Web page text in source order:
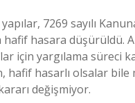
yapılar, 7269 sayılı
hafif hasara düşürüldü.
için yargılama süreci
hafif hasarlı olsalar bile
değişmiyor.